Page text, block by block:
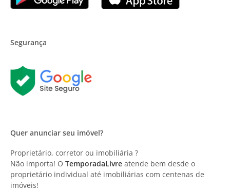
Segurança
Quer anunciar seu imóvel?
Proprietário, corretor ou imobiliária ?
Não importa! O TemporadaLivre atende bem desde o
proprietário individual até imobiliárias com centenas de
imóveis!